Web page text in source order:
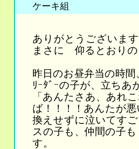
ケーキ組
ありがとうございま
まさに 仰るとおり
昨日のお昼弁当の時
ﾘｰﾀﾞｰの子が、立ちあ
「あんたさあ、あれ
ば！！！！あんたが
換えせずに泣いてす
スの子も、仲間の子
す。